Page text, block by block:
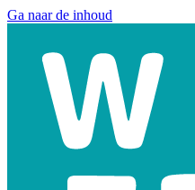
Ga naar de inhoud